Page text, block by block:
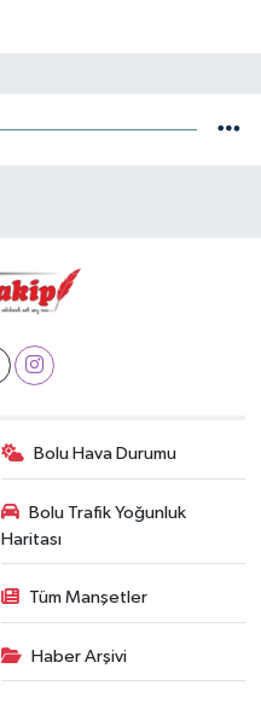
Bolu Hava Durumu
Bolu Trafik Yoğunluk
Haritası
Tüm Manşetler
Haber Arşivi